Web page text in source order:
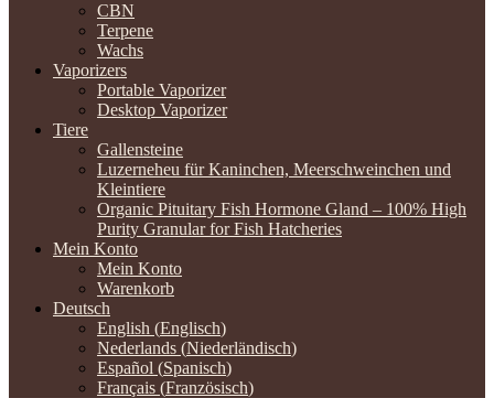
CBN
Terpene
Wachs
Vaporizers
Portable Vaporizer
Desktop Vaporizer
Tiere
Gallensteine
Luzerneheu für Kaninchen, Meerschweinchen und
Kleintiere
Organic Pituitary Fish Hormone Gland – 100% High
Purity Granular for Fish Hatcheries
Mein Konto
Mein Konto
Warenkorb
Deutsch
English (Englisch)
Nederlands (Niederländisch)
Español (Spanisch)
Français (Französisch)